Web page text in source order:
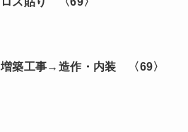
増築工事→造作・内装 〈69〉